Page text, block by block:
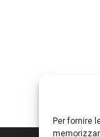
Per fornire